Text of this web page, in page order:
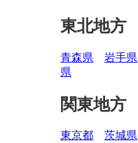
東北地方
青森県 岩手県
県
関東地方
東京都 茨城県